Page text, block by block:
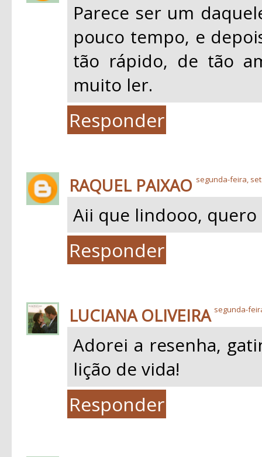
Parece ser um
pouco tempo, e
tão rápido, de tão
muito ler.
Responder
RAQUEL PAIXAO segunda-feira,
Aii que lindooo, quero
Responder
LUCIANA OLIVEIRA segunda-
Adorei a resenha,
lição de vida!
Responder